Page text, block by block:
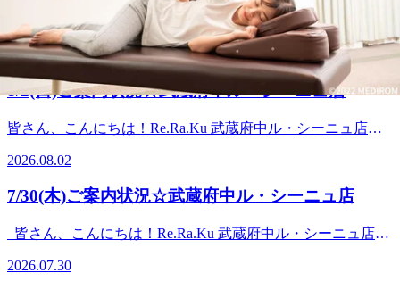
間】10：00～20：00(最終受付19：30)【定休日】年中無休
【アクセス】京王線「府中駅」直結徒歩3分【お知らせ】電
子マネー決済・QRコード決済、対応しております♪
皆さん、こんにちは！Re.Ra.Ku 武蔵府中ル・シーニュ店で
す！☆本日の空き情報☆10：00～16：0017：20～18：30上記
のお時間が空いております！詳しいお時間が気になる方はお
電話ください♪『Re.Ra.Ku 武蔵府中ル・シーニュ店』【住
所】〒183-0023東京都府中市宮町一丁目100番 ル・シーニ
日】年中無休【アクセス】京王線「府中駅」直結徒歩3分
【お知らせ】電子マネー決済・QRコード決済、対応してお
ります♪
2026.08.04
8/2(日)ご案内状況☆武蔵府中ル・シーニュ店
皆さん、こんにちは！Re.Ra.Ku 武蔵府中ル・シーニュ店で
のお時間が空いております！詳しいお時間が気になる方はお
電話ください♪『Re.Ra.Ku 武蔵府中ル・シーニュ店』【住
所】〒183-0023東京都府中市宮町一丁目100番 ル・シーニ
日】年中無休【アクセス】京王線「府中駅」直結徒歩3分
【お知らせ】電子マネー決済・QRコード決済、対応してお
2026.08.02
7/30(木)ご案内状況☆武蔵府中ル・シーニュ店
皆さん、こんにちは！Re.Ra.Ku 武蔵府中ル・シーニュ店で
ております！詳しいお時間が気になる方はお電話ください
2026.07.30